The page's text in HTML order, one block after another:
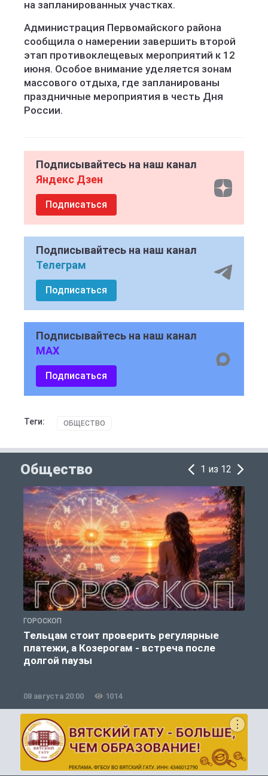
на запланированных участках.
Администрация Первомайского района
сообщила о намерении завершить второй
этап противоклещевых мероприятий к 12
июня. Особое внимание уделяется зонам
массового отдыха, где запланированы
праздничные мероприятия в честь Дня
России.
Подписывайтесь на наш канал
Яндекс Дзен
Подписаться
Подписывайтесь на наш канал
Телеграм
Подписаться
Подписывайтесь на наш канал
MAX
Подписаться
Теги: ОБЩЕСТВО
Общество 1 из 12
ГОРОСКОП
Тельцам стоит проверить регулярные
платежи, а Козерогам - встреча после
долгой паузы
08 августа 20:00 1014